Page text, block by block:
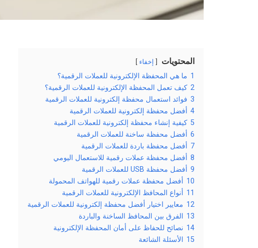
المحتويات إخفاء
1 ما هي المحفظة الإلكترونية للعملات الرقمية؟
2 كيف تعمل المحفظة الإلكترونية للعملات الرقمية؟
3 فوائد استعمال محفظة إلكترونية للعملات الرقمية
4 أفضل محفظة إلكترونية للعملات الرقمية
5 كيفية إنشاء محفظة إلكترونية للعملات الرقمية
6 أفضل محفظة ساخنة للعملات الرقمية
7 أفضل محفظة باردة للعملات الرقمية
8 أفضل محفظة عملات رقمية للاستعمال اليومي
9 أفضل محفظة USB للعملات الرقمية
10 أفضل محفظة عملات رقمية للهواتف المحمولة
11 أنواع المحافظ الإلكترونية للعملات الرقمية
12 معايير اختيار أفضل محفظة إلكترونية للعملات الرقمية
13 الفرق بين المحافظ الساخنة والباردة
14 نصائح للحفاظ على أمان المحفظة الإلكترونية
15 الأسئلة الشائعة